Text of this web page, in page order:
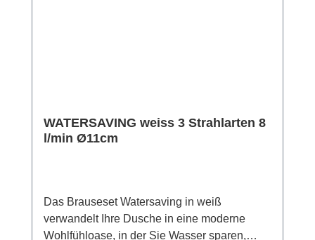
WATERSAVING weiss 3 Strahlarten 8
l/min Ø11cm
Das Brauseset Watersaving in weiß
verwandelt Ihre Dusche in eine moderne
Wohlfühloase, in der Sie Wasser sparen,